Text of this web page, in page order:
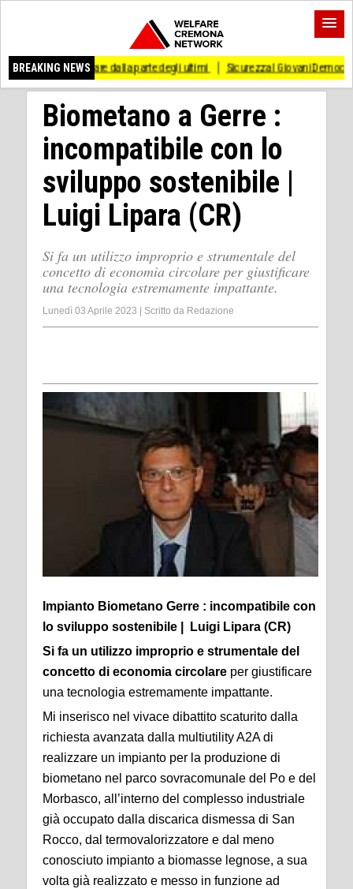
BREAKING NEWS
stare dalla parte degli ultimi Sicurezza I Giovani Democratici ribattono ai
Biometano a Gerre :
incompatibile con lo
sviluppo sostenibile |
Luigi Lipara (CR)
Si fa un utilizzo improprio e strumentale del
concetto di economia circolare per giustificare
una tecnologia estremamente impattante.
Lunedì 03 Aprile 2023 Scritto da Redazione
Impianto Biometano Gerre : incompatibile con
lo sviluppo sostenibile | Luigi Lipara (CR)
Si fa un utilizzo improprio e strumentale del
concetto di economia circolare per giustificare
una tecnologia estremamente impattante.
Mi inserisco nel vivace dibattito scaturito dalla
richiesta avanzata dalla multiutility A2A di
realizzare un impianto per la produzione di
biometano nel parco sovracomunale del Po e del
Morbasco, all’interno del complesso industriale
già occupato dalla discarica dismessa di San
Rocco, dal termovalorizzatore e dal meno
conosciuto impianto a biomasse legnose, a sua
volta già realizzato e messo in funzione ad